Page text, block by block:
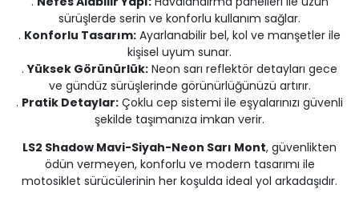
sürüşlerde serin ve konforlu kullanım sağlar.
. Konforlu Tasarım: Ayarlanabilir bel, kol ve manşetler ile
kişisel uyum sunar.
.Yüksek Görünürlük: Neon sarı reflektör detayları gece
ve gündüz sürüşlerinde görünürlüğünüzü artırır.
. Pratik Detaylar: Çoklu cep sistemi ile eşyalarınızı güvenli
şekilde taşımanıza imkan verir.
LS2 Shadow Mavi-Siyah-Neon Sarı Mont, güvenlikten
ödün vermeyen, konforlu ve modern tasarımı ile
motosiklet sürücülerinin her koşulda ideal yol arkadaşıdır.